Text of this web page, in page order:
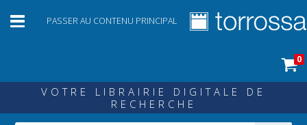
PASSER AU CONTENU PRINCIPAL
0
VOTRE LIBRAIRIE DIGITALE DE
RECHERCHE